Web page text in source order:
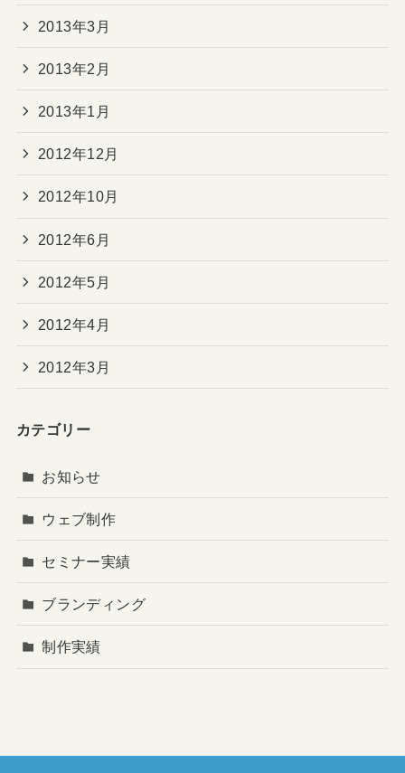
2013年3月
2013年2月
2013年1月
2012年12月
2012年10月
2012年6月
2012年5月
2012年4月
2012年3月
カテゴリー
お知らせ
ウェブ制作
セミナー実績
ブランディング
制作実績